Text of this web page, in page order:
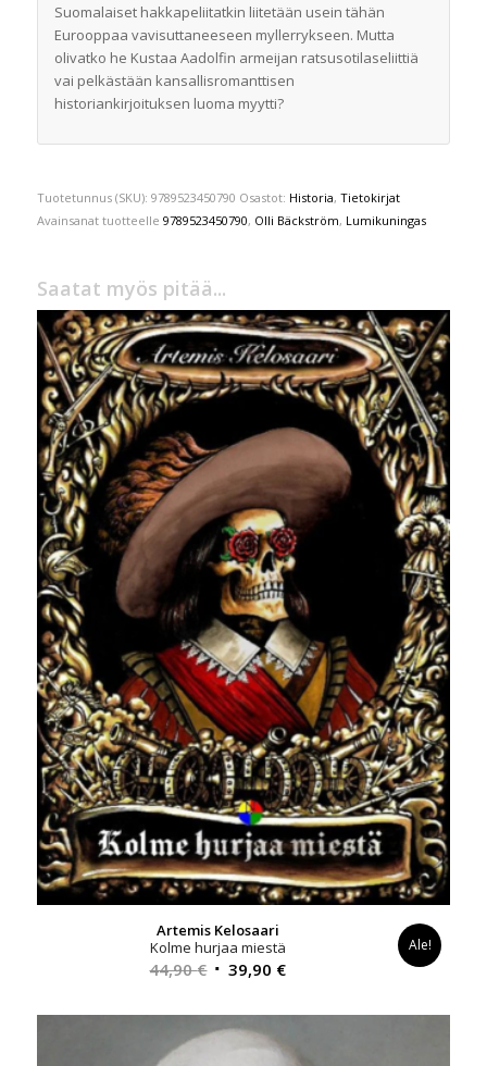
Suomalaiset hakkapeliitatkin liitetään usein tähän
Eurooppaa vavisuttaneeseen myllerrykseen. Mutta
olivatko he Kustaa Aadolfin armeijan ratsusotilaseliittiä
vai pelkästään kansallisromanttisen
historiankirjoituksen luoma myytti?
Tuotetunnus (SKU): 9789523450790 Osastot: Historia, Tietokirjat
Avainsanat tuotteelle 9789523450790, Olli Bäckström, Lumikuningas
Saatat myös pitää...
Artemis Kelosaari
Kolme hurjaa miestä
44,90€ Alkuperäinen
oli:
44,90 €.
39,90 €Nykyinen
on:
39,90 €.
Ale!